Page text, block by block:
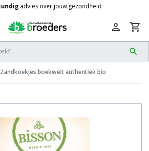
check Gratis
search
person shopping_cart
Zandkoekjes boekweit authentiek bio